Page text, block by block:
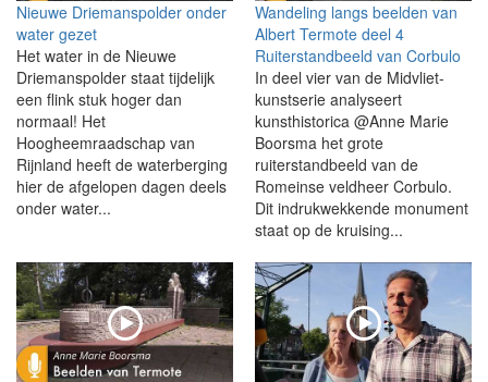
Nieuwe Driemanspolder onder
water gezet
Het water in de Nieuwe
Driemanspolder staat tijdelijk
een flink stuk hoger dan
normaal! Het
Hoogheemraadschap van
Rijnland heeft de waterberging
hier de afgelopen dagen deels
onder water...
Wandeling langs beelden van
Albert Termote deel 4
Ruiterstandbeeld van Corbulo
In deel vier van de Midvliet-
kunstserie analyseert
kunsthistorica @Anne Marie
Boorsma het grote
ruiterstandbeeld van de
Romeinse veldheer Corbulo.
Dit indrukwekkende monument
staat op de kruising...